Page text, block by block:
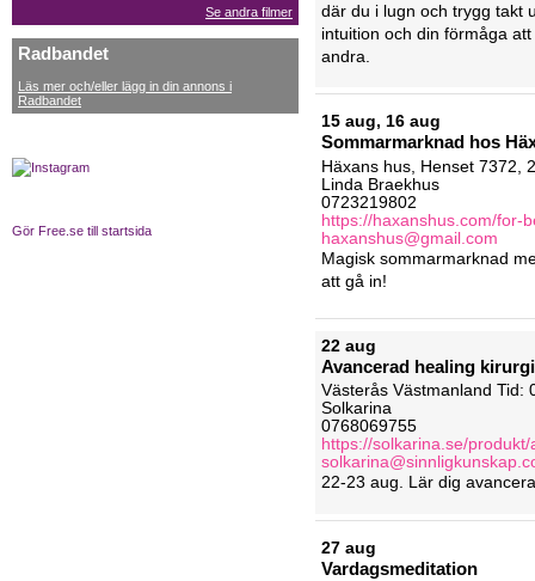
Se andra filmer
Radbandet
Läs mer och/eller lägg in din annons i
Radbandet
Gör Free.se till startsida
där du i ugn och trygg takt
intuition och d in förmåga att
and ra.
15 aug, 16 aug
Sommarmarknad hos Hä
Häxans hus Henset 7372
2
Linda Braekhus
0723219802
https://haxanshus.com/for-
haxanshus@gmail.com
Magisk sommarmarknad m
att gå in!
22 aug
Avancerad healing kirurgi
Västerås Västman and Tid:
Solkarina
0768069755
https://solkarina.se/
22-23 aug. Lär d ig avancera
27 aug
Vardagsmeditation